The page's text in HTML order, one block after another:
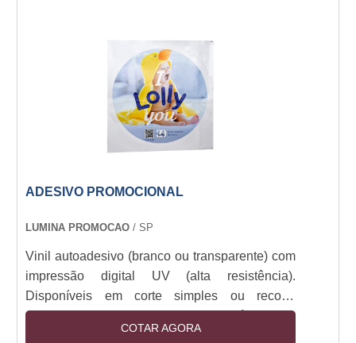
ADESIVO PROMOCIONAL
LUMINA PROMOCAO / SP
Vinil autoadesivo (branco ou transparente) com
impressão digital UV (alta resistência).
Disponíveis em corte simples ou recorte
especial (plotter). Camada removível sem
resíduos. Resistência a intempéries (6+ meses
COTAR AGORA